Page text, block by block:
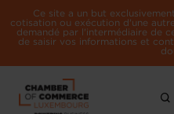
Ce site a un but
cotisation ou exécution d'une
demandé par l'intermédiaire de
de saisir vos informations et